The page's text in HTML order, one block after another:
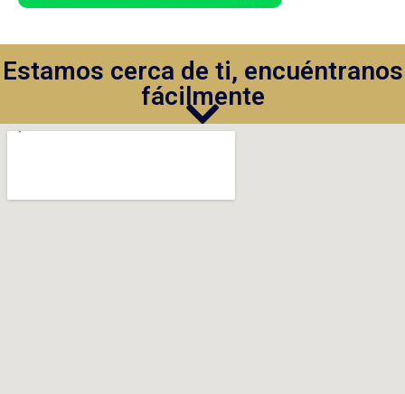
Estamos cerca de ti, encuéntranos
fácilmente